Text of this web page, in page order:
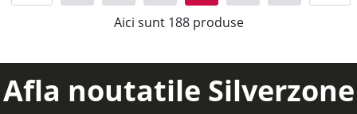
Aici sunt 188produse
Afla noutatile Silverzone